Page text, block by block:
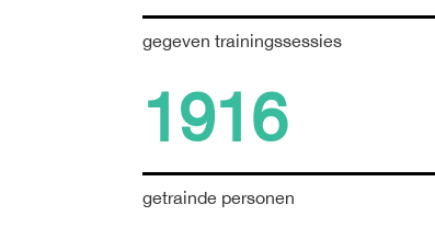
gegeven trainingssessies
1916
getrainde personen